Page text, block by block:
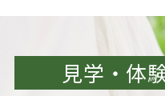
見学・体